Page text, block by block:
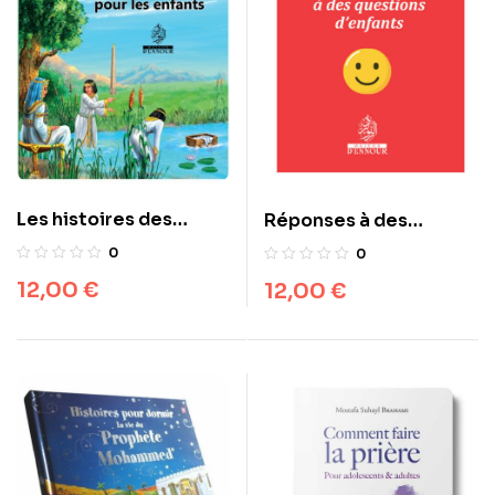
Les histoires des
prophètes pour les
0
12,00 €
Réponses à des
questions d’enfants
0
12,00 €